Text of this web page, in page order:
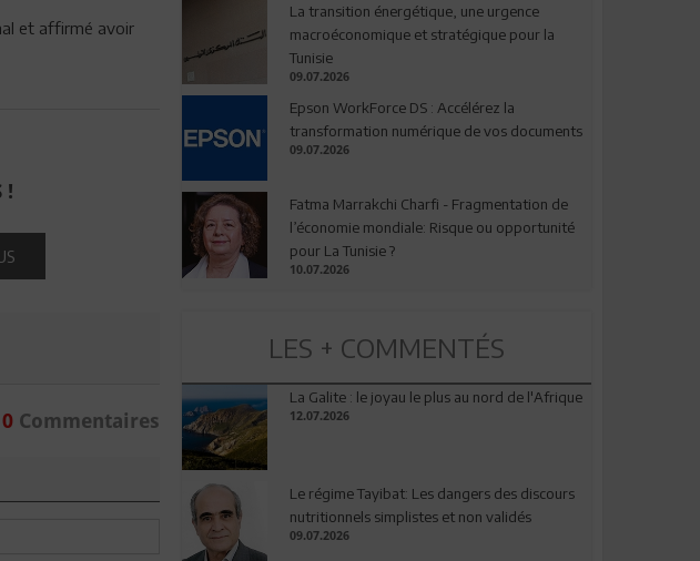
et affirmé avoir
!
0Commentaires
La transition énergétique, une urgence
macroéconomique et stratégique pour la
Tunisie
09.07.2026
Epson WorkForce DS : Accélérez la
transformation numérique de vos documents
09.07.2026
Fatma Marrakchi Charfi - Fragmentation de
l’économie mondiale: Risque ou opportunité
pour La Tunisie ?
10.07.2026
LES + COMMENTÉS
La Galite : le joyau le plus au nord de l'Afrique
12.07.2026
Le régime Tayibat: Les dangers des discours
nutritionnels simplistes et non validés
09.07.2026